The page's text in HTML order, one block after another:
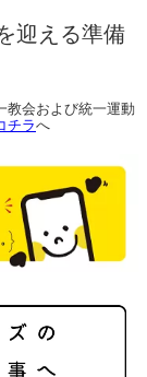
迎える準備
会および統一運動
チラへ